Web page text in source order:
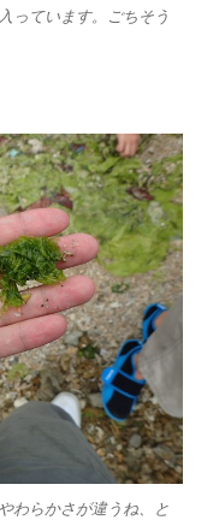
っています。ごちそう
わらかさが違うね、と